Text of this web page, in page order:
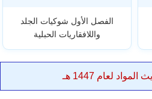
الفصل الأول شوكيات الجلد
واللافقاريات الحبلية
لعام 1447 هـ